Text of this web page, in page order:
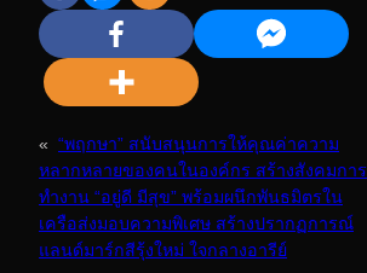
« “พฤกษา” สนับสนุนการให้คุณค่าความ
หลากหลายของคนในองค์กร สร้างสังคมการ
ทำงาน “อยู่ดี มีสุข” พร้อมผนึกพันธมิตรใน
เครือส่งมอบความพิเศษ สร้างปรากฏการณ์
แลนด์มาร์กสีรุ้งใหม่ ใจกลางอารีย์